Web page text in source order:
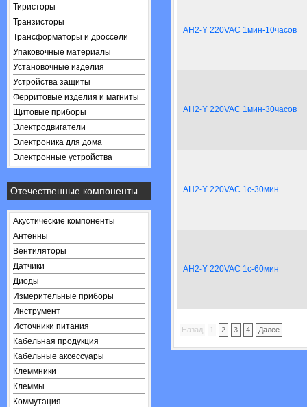
Тиристоры
Транзисторы
Трансформаторы и дроссели
Упаковочные материалы
Установочные изделия
Устройства защиты
Ферритовые изделия и магниты
Щитовые приборы
Электродвигатели
Электроника для дома
Электронные устройства
Отечественные компоненты
Акустические компоненты
Антенны
Вентиляторы
Датчики
Диоды
Измерительные приборы
Инструмент
Источники питания
Кабельная продукция
Кабельные аксессуары
Клеммники
Клеммы
Коммутация
AH2-Y 220VAC 1мин-10часов
AH2-Y 220VAC 1мин-30часов
AH2-Y 220VAC 1с-30мин
AH2-Y 220VAC 1с-60мин
Назад 1 2 3 4 Далее